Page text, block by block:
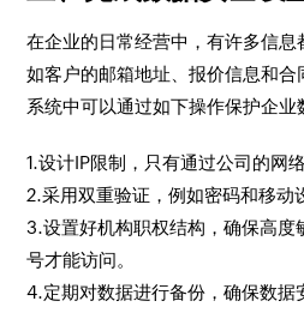
在企业的日常经营中，有许多信
如客户的邮箱地址、报价信息和
系统中可以通过如下操作保护企业
1.设计IP限制，只有通过公司的网
2.采用双重验证，例如密码和移动
3.设置好机构职权结构，确保高度
号才能访问。
4.定期对数据进行备份，确保数据